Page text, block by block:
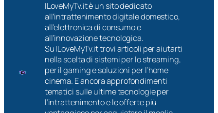
ILoveMyTv.it è un sito dedicato
all’intrattenimento digitale domestico,
all’elettronica di consumo e
all’innovazione tecnologica.
Su ILoveMyTv.it trovi articoli per aiutarti
nella scelta di sistemi per lo streaming,
per il gaming e soluzioni per l’home
cinema. E ancora approfondimenti
tematici sulle ultime tecnologie per
l’intrattenimento e le offerte più